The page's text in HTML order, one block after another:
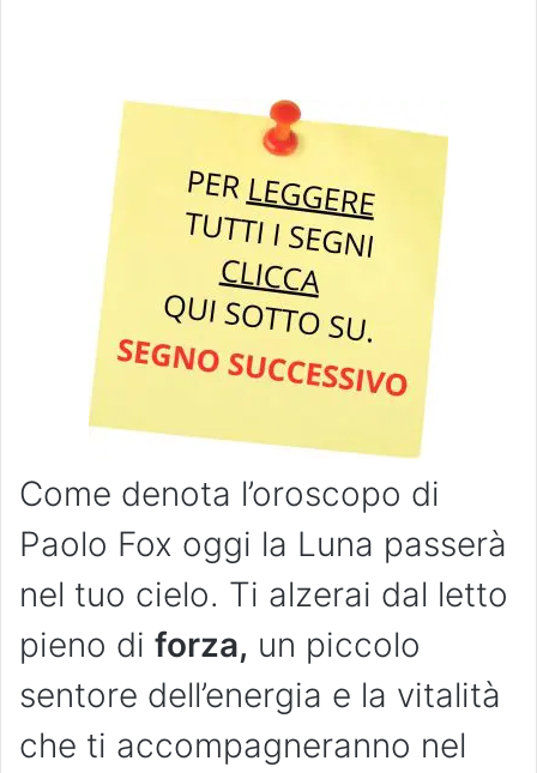
Come denota l’oroscopo di
Paolo Fox oggi la Luna passerà
nel tuo cielo. Ti alzerai dal letto
pieno di forza, un piccolo
sentore dell’energia e la vitalità
che ti accompagneranno nel